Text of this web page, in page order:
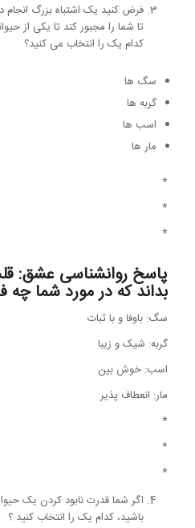
فرض کنید یک اشتباه بزرگ انجام
تا شما را مجبور کند تا یکی از
کدام یک را انتخاب می کنید؟
سگ ها
گربه ها
اسب ها
مار ها
*
*
*
پاسخ روانشناسی عشق:
بداند که در مورد شما چه
سگ: باوفا و با ثبات
گربه: شیک و زیبا
اسب: خوش بین
مار: انعطاف پذیر
*
*
*
اگر شما قدرت نابود کردن یک
باشید، کدام یک را انتخاب کنید ؟